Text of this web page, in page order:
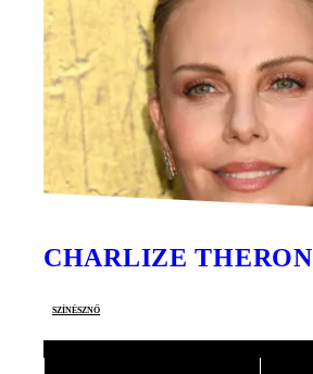
CHARLIZE THERON
színésznő